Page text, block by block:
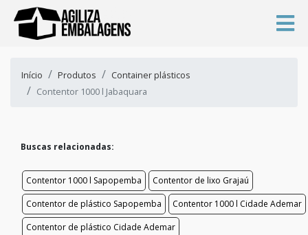
Início Produtos
Container plásticos
Contentor 1000 l Jabaquara
Buscas relacionadas:
Contentor 1000 l Sapopemba
Contentor de lixo Grajaú
Contentor de plástico Sapopemba
Contentor 1000 l Cidade Ademar
Contentor de plástico Cidade Ademar